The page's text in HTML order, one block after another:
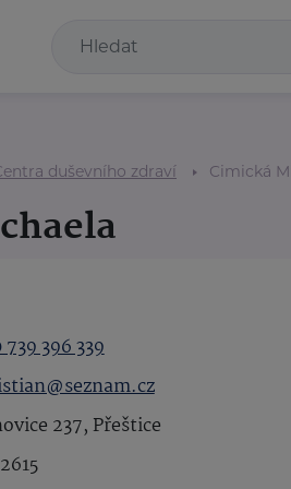
duševního zdraví Cimická
396 339
237, Přeštice